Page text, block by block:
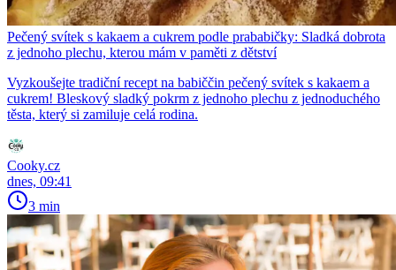
Pečený svítek s kakaem a cukrem podle prababičky: Sladká dobrota
z jednoho plechu, kterou mám v paměti z dětství
Vyzkoušejte tradiční recept na babiččin pečený svítek s kakaem a
cukrem! Bleskový sladký pokrm z jednoho plechu z jednoduchého
těsta, který si zamiluje celá rodina.
Cooky.cz
dnes, 09:41
3 min